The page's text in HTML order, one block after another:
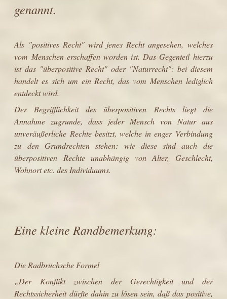
genannt.
Als "positives Recht" wird jenes Recht angesehen, welches
vom Menschen erschaffen worden ist. Das Gegenteil hierzu
ist das "überpositive Recht" oder "Naturrecht": bei diesem
handelt es sich um ein Recht, das vom Menschen lediglich
entdeckt wird.
Der Begrifflichkeit des überpositiven Rechts liegt die
Annahme zugrunde, dass jeder Menschvon Naturaus
unveräußerliche Rechte besitzt, welche in enger Verbindung
zu den Grundrechten stehen: wie diese sind auch die
überpositiven Rechte unabhängig vonAlter, Geschlecht,
Wohnort etc. des Individuums.
Eine kleine Randbemerkung:
Die Radbruchsche Formel
„Der Konflikt zwischen der Gerechtigkeit und der
Rechtssicherheit dürfte dahin zu lösen sein, daß das positive,